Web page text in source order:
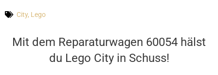
City, Lego
Mit dem Reparaturwagen 60054 hälst
du Lego City in Schuss!